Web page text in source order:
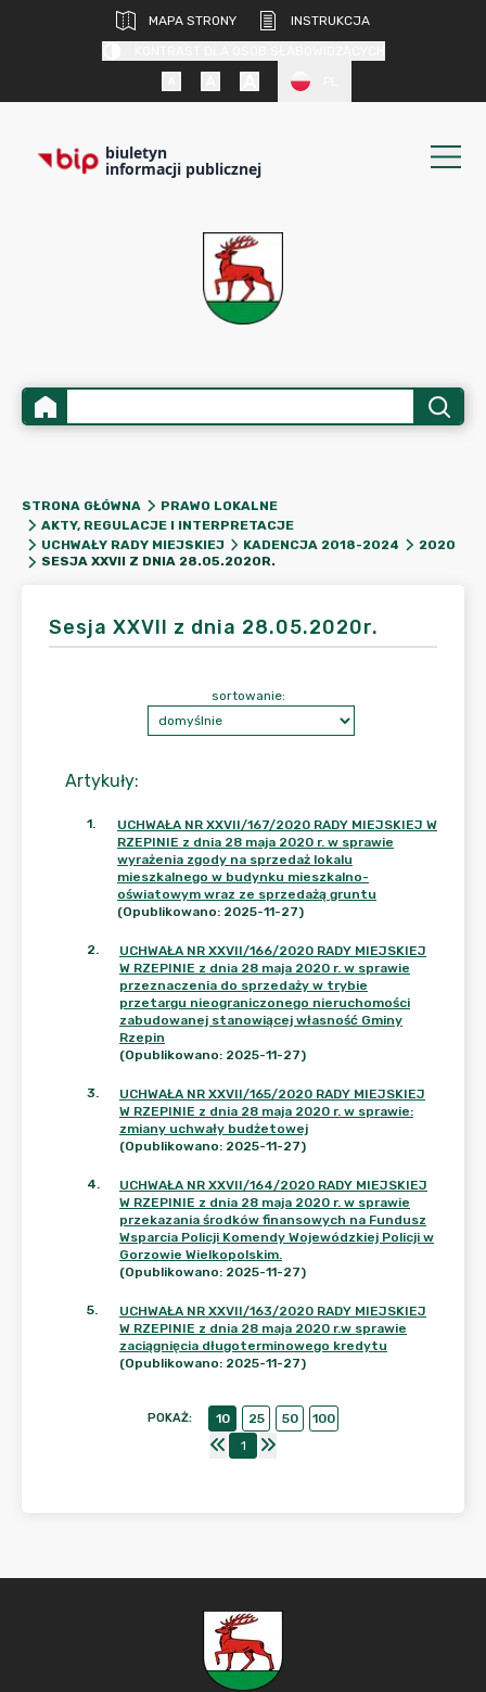
MAPA STRONY
INSTRUKCJA
biuletyn
informacji publicznej
STRONA GŁÓWNA
PRAWO LOKALNE
AKTY, REGULACJE I INTERPRETACJE
UCHWAŁY RADY MIEJSKIEJ
KADENCJA 2018-2024
2020
SESJA XXVII Z DNIA 28.05.2020R.
Sesja XXVII z dnia 28.05.2020r.
Artykuły:
sortowanie:
1.
UCHWAŁA NR XXVII/167/2020 RADY MIEJSKIEJ W
RZEPINIE z dnia 28 maja 2020 r. w sprawie
wyrażenia zgody na sprzedaż lokalu
mieszkalnego w budynku mieszkalno-
oświatowym wraz ze sprzedażą gruntu
(Opublikowano: 2025-11-27)
2.
UCHWAŁA NR XXVII/166/2020 RADY MIEJSKIEJ
W RZEPINIE z dnia 28 maja 2020 r. w sprawie
przeznaczenia do sprzedaży w trybie
przetargu nieograniczonego nieruchomości
zabudowanej stanowiącej własność Gminy
Rzepin
(Opublikowano: 2025-11-27)
3.
UCHWAŁA NR XXVII/165/2020 RADY MIEJSKIEJ
W RZEPINIE z dnia 28 maja 2020 r. w sprawie:
zmiany uchwały budżetowej
(Opublikowano: 2025-11-27)
4.
UCHWAŁA NR XXVII/164/2020 RADY MIEJSKIEJ
W RZEPINIE z dnia 28 maja 2020 r. w sprawie
przekazania środków finansowych na Fundusz
Wsparcia Policji Komendy Wojewódzkiej Policji w
Gorzowie Wielkopolskim.
(Opublikowano: 2025-11-27)
5.
UCHWAŁA NR XXVII/163/2020 RADY MIEJSKIEJ
W RZEPINIE z dnia 28 maja 2020 r.w sprawie
zaciągnięcia długoterminowego kredytu
(Opublikowano: 2025-11-27)
POKAŻ: 10 25 50
100
1